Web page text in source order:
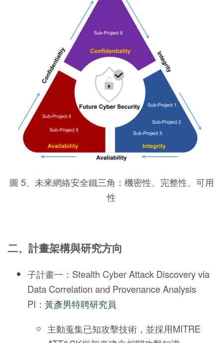
圖 5、未來網絡安全鐵三角：機密性、完整性、可用
性
二、計畫架構與研究方向
子計畫一：Stealth Cyber Attack Discovery via
Data Correlation and Provenance Analysis
PI： 黃彥男特聘研究員
主動蒐集已知攻擊技術，並採用MITRE